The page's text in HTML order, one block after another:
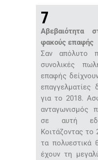
7
Αβεβαιότητα
φακούς επαφής
Σαν απόλυτο
συνολικές
επαφής
επαγγελματίες
για το 2018.
ανταγωνισμός
σε αυτή
Κοιτάζοντας το
τα πολυεστικά
έχουν τη